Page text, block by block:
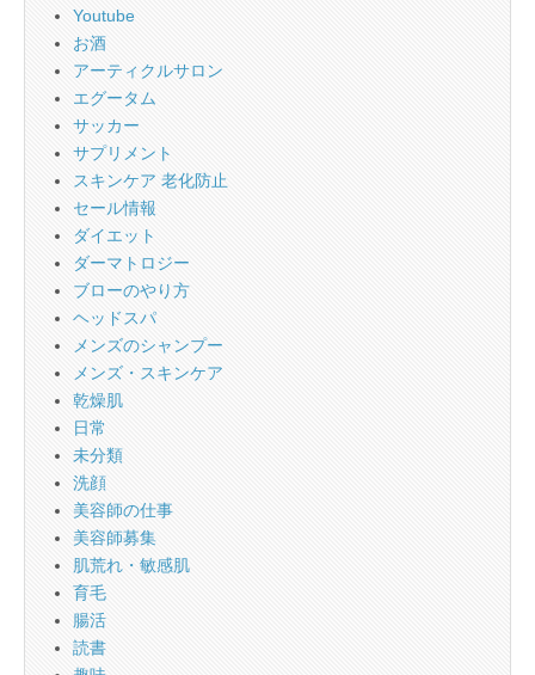
Youtube
お酒
アーティクルサロン
エグータム
サッカー
サプリメント
スキンケア 老化防止
セール情報
ダイエット
ダーマトロジー
ブローのやり方
ヘッドスパ
メンズのシャンプー
メンズ・スキンケア
乾燥肌
日常
未分類
洗顔
美容師の仕事
美容師募集
肌荒れ・敏感肌
育毛
腸活
読書